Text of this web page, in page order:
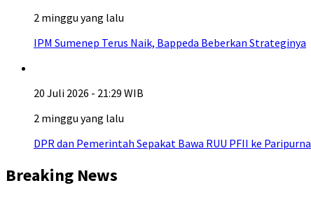
2 minggu yang lalu
IPM Sumenep Terus Naik, Bappeda Beberkan Strateginya
20 Juli 2026 - 21:29 WIB
2 minggu yang lalu
DPR dan Pemerintah Sepakat Bawa RUU PFII ke Paripurna
Breaking News